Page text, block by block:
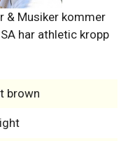
& Musiker kommer
har athletic kropp
brown